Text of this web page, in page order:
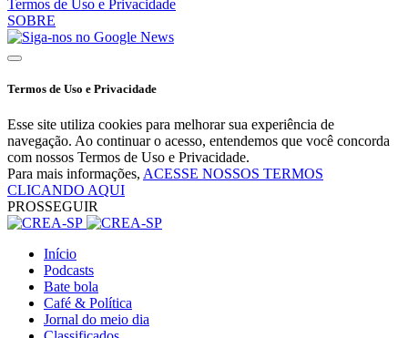
Termos de Uso e Privacidade
SOBRE
Termos de Uso e Privacidade
Esse site utiliza cookies para melhorar sua experiência de
navegação. Ao continuar o acesso, entendemos que você concorda
com nossos Termos de Uso e Privacidade.
Para mais informações, ACESSE NOSSOS TERMOS
CLICANDO AQUI
PROSSEGUIR
Início
Podcasts
Bate bola
Café & Política
Jornal do meio dia